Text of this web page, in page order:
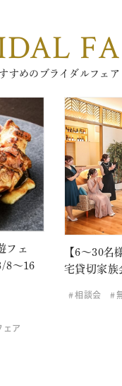
すめのブライダルフェア
フェ
8～16
ェア
【6～30名
宅貸切家族
相談会